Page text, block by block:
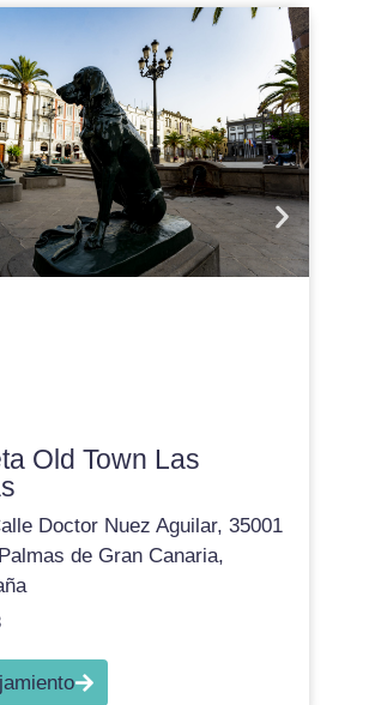
Old Town Las
Doctor Nuez Aguilar, 35001
de Gran Canaria,